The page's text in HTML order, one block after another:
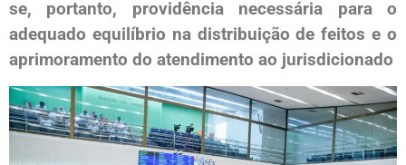
se, portanto, providência necessária para o
adequado equilíbrio na distribuição de feitos e o
aprimoramento do atendimento ao jurisdicionado